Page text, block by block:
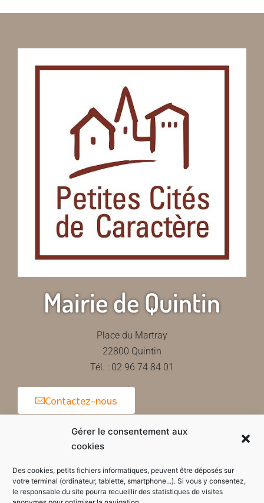
Gérer le consentement aux
cookies
Des cookies, petits fichiers informatiques, peuvent être déposés sur
votre terminal (ordinateur, tablette, smartphone...). Si vous y consentez,
le responsable du site pourra recueillir des statistiques de visites
Mairie de Quintin
Place du Martray
22800 Quintin
Tél. : 02 96 74 84 01
Contactez-nous
Horaires d'ouverture de la mairie